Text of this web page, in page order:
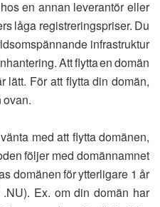
en annan leverantör eller
låga registreringspriser. Du
infrastruktur
Att flytta en domän
lätt. För att flytta din domän,
ovan.
med att flytta domänen,
följer med domännamnet
domänen för ytterligare 1 år
Ex. om din domän har